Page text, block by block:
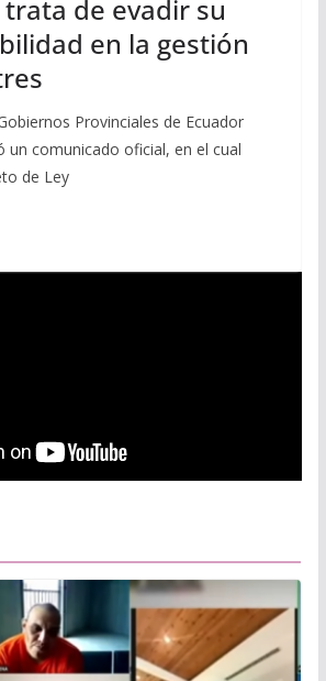
de evadir su
en la gestión
Provinciales de Ecuador
un comunicado oficial, en el cual
de Ley